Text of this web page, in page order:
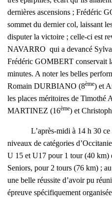
dernières ascensions ; Frédéric
sommet du dernier col, laissant
disputer la victoire ; celle-ci est
NAVARRO qui a devancé
Frédéric GOMBERT conservait
minutes. A noter les belles
Romain DURBIANO (8ème) et
les places méritoires de Timothé
MARTINEZ (16ème) et
L’après-midi à 14 h 30 ce
niveaux de catégories
U 15 et U17 pour 1 tour (40 km)
Seniors, pour 2 tours (76 km) ;
une belle réussite d’avoir pu
épreuve spécifiquement